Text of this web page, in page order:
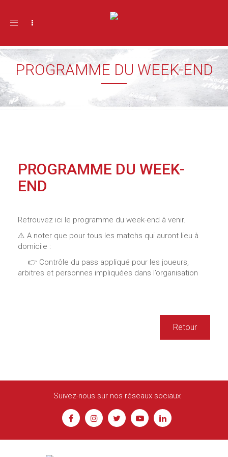
Toggle navigation
PROGRAMME DU WEEK-END
PROGRAMME DU WEEK-
END
Retrouvez ici le programme du week-end à venir.
⚠️ A noter que pour tous les matchs qui auront lieu à
domicile :
👉 Contrôle du pass appliqué pour les joueurs,
arbitres et personnes impliquées dans l’organisation
Retour
Suivez-nous sur nos réseaux sociaux